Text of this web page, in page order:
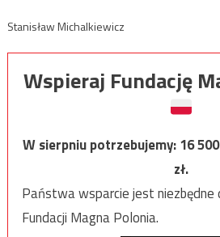
Stanisław Michalkiewicz
Wspieraj Fundację
W sierpniu potrzebujemy:16 500
zł.
Państwa wsparcie jest niezbędne
Fundacji Magna Polonia.